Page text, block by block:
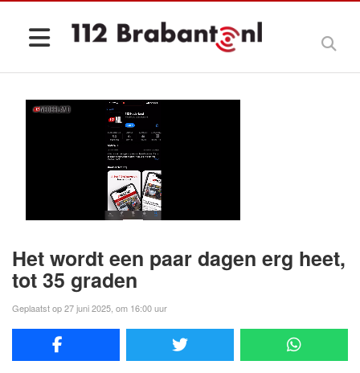
Het wordt een paar dagen erg heet,
tot 35 graden
Geplaatst op 27 juni 2025, om 16:00 uur